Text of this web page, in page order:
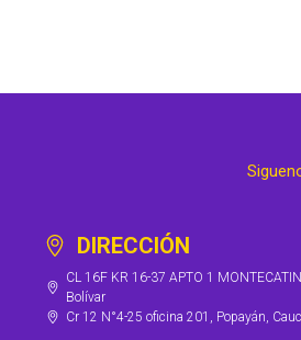
DIRECCIÓN
CL 16F KR 16-37 APTO 1
Bolívar
Cr 12 N°4-25 oficina 201, Popayán,